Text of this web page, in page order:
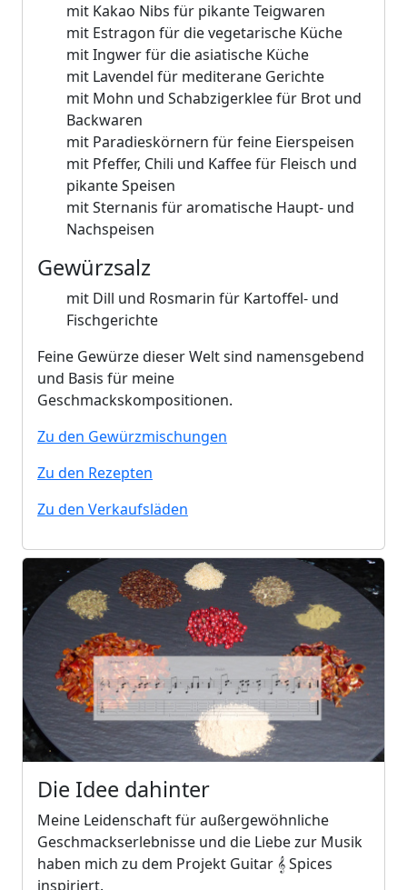
mit Kakao Nibs für pikante Teigwaren
mit Estragon für die vegetarische Küche
mit Ingwer für die asiatische Küche
mit Lavendel für mediterane Gerichte
mit Mohn und Schabzigerklee für Brot und
Backwaren
mit Paradieskörnern für feine Eierspeisen
mit Pfeffer, Chili und Kaffee für Fleisch und
pikante Speisen
mit Sternanis für aromatische Haupt- und
Nachspeisen
Gewürzsalz
mit Dill und Rosmarin für Kartoffel- und
Fischgerichte
Feine Gewürze dieser Welt sind namensgebend
und Basis für meine
Geschmackskompositionen.
Zu den Gewürzmischungen
Zu den Rezepten
Zu den Verkaufsläden
Die Idee dahinter
Meine Leidenschaft für außergewöhnliche
Geschmackserlebnisse und die Liebe zur Musik
haben mich zu dem Projekt Guitar 𝄞 Spices
inspiriert.